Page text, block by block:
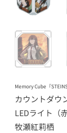
Memory Cube『
カウントダウ
LEDライト（赤
牧瀬紅莉栖